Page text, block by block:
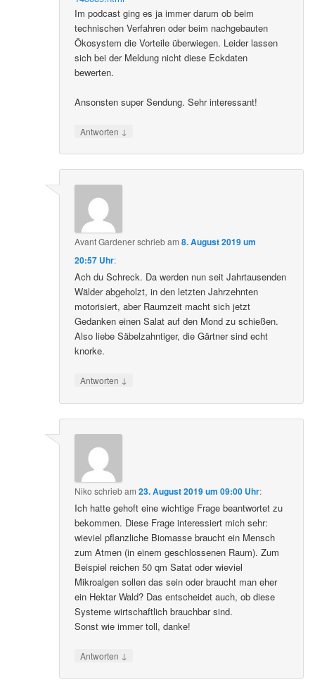
Im podcast ging es ja immer darum ob beim
technischen Verfahren oder beim nachgebauten
Ökosystem die Vorteile überwiegen. Leider lassen
sich bei der Meldung nicht diese Eckdaten
bewerten.
Ansonsten super Sendung. Sehr interessant!
Antworten ↓
Avant Gardenerschriebam8. August 2019 um
20:57 Uhr:
Ach du Schreck. Da werden nun seit Jahrtausenden
Wälder abgeholzt, in den letzten Jahrzehnten
motorisiert, aber Raumzeit macht sich jetzt
Gedanken einen Salat auf den Mond zu schießen.
Also liebe Säbelzahntiger, die Gärtner sind echt
knorke.
Antworten ↓
Niko schriebam23. August 2019 um 09:00 Uhr:
Ich hatte gehoft eine wichtige Frage beantwortet zu
bekommen. Diese Frage interessiert mich sehr:
wieviel pflanzliche Biomasse braucht ein Mensch
zum Atmen (in einem geschlossenen Raum). Zum
Beispiel reichen 50 qm Satat oder wieviel
Mikroalgen sollen das sein oder braucht man eher
ein Hektar Wald? Das entscheidet auch, ob diese
Systeme wirtschaftlich brauchbar sind.
Sonst wie immer toll, danke!
Antworten ↓